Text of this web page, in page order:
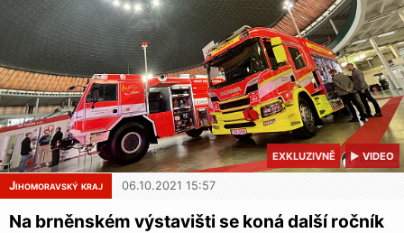
▶ VIDEO
EXKLUZIVNĚ
Jihomoravský kraj 06.10.2021 15:57
Na brněnském výstavišti se koná další ročník